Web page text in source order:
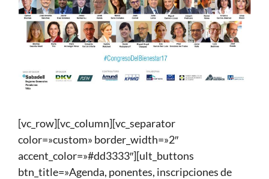
[vc_row][vc_column][vc_separator
color=»custom» border_width=»2″
accent_color=»#dd3333″][ult_buttons
btn_title=»Agenda, ponentes, inscripciones de